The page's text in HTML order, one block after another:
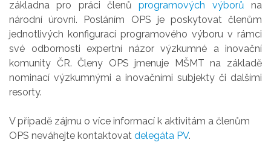
základna pro práci členůprogramových výborů na
národní úrovni. Posláním OPS je poskytovat členům
jednotlivých konfigurací programového výboru v rámci
své odbornosti expertní názor výzkumné a inovační
komunity ČR. Členy OPS jmenuje MŠMT na základě
nominací výzkumnými a inovačními subjekty či dalšími
resorty.
V případě zájmu o více informací k aktivitám a členům
OPS neváhejte kontaktovat delegáta PV.